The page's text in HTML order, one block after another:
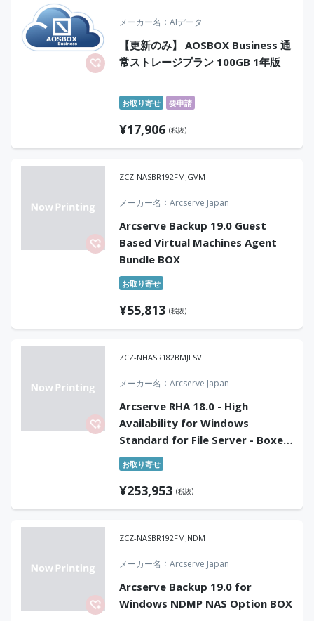
メーカー名 AIデータ
【更新のみ】 AOSBOX Business 通
常ストレージプラン 100GB 1年版
お取り寄せ 要申請
¥17,906 (税抜)
ZCZ-NASBR192FMJGVM
メーカー名 Arcserve Japan
Arcserve Backup 19.0 Guest
Based Virtual Machines Agent
Bundle BOX
お取り寄せ
¥55,813 (税抜)
ZCZ-NHASR182BMJFSV
メーカー名 Arcserve Japan
Arcserve RHA 18.0 - High
Availability for Windows
Standard for File Server - Boxed
Product with 1 Year
Maintenance
お取り寄せ
¥253,953 (税抜)
ZCZ-NASBR192FMJNDM
メーカー名 Arcserve Japan
Arcserve Backup 19.0 for
Windows NDMP NAS Option BOX